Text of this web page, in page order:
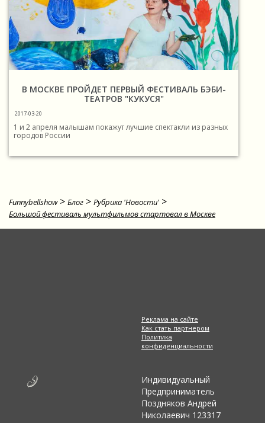
В МОСКВЕ ПРОЙДЕТ ПЕРВЫЙ ФЕСТИВАЛЬ БЭБИ-
ТЕАТРОВ "КУКУСЯ"
2017-03-20
1 и 2 апреля малышам покажут лучшие спектакли из разных
городов России
Funnybellshow > Блог > Рубрика 'Новости' >
Большой фестиваль мультфильмов стартовал в Москве
Реклама на сайте
Как стать партнером
Политика
конфиденциальности
Индивидуальный
Предприниматель
Поздняков Андрей
Николаевич 123317